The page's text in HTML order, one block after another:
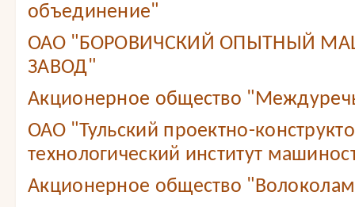
объединение"
ОАО "БОРОВИЧСКИЙ ОПЫТНЫЙ
ЗАВОД"
Акционерное общество
ОАО "Тульский проектно-
технологический институт
Акционерное общество